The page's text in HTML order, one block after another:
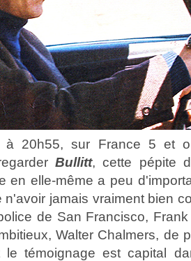
à 20h55, sur France 5 et
Bullitt, cette pépite
en elle-même a peu
n'avoir jamais vraiment bien
de San Francisco,
Walter Chalmers, de
le témoignage est capital